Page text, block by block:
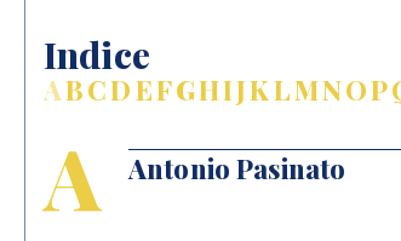
Indice
ABCDEFGHIJKLMNOP
A Antonio Pasinato